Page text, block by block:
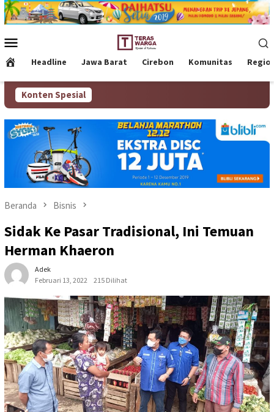
Loncat
ke
Mobile
Headline Jawa Barat Cirebon Komunitas
Konten Spesial
Beranda Bisnis
Sidak Ke Pasar Tradisional, Ini Temuan
Herman Khaeron
Adek
Februari 13, 2022
215 Dilihat